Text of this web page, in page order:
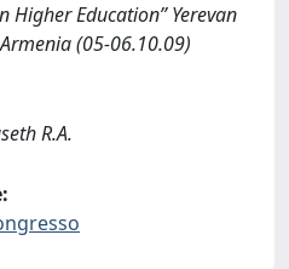
Higher Education” Yerevan
(05-06.10.09)
R.A.